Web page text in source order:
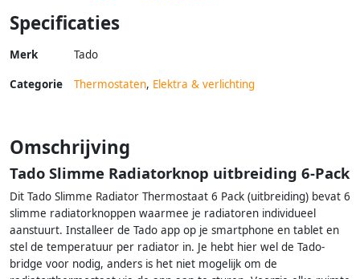
Specificaties
Merk Tado
Categorie Thermostaten, Elektra & verlichting
Omschrijving
Tado Slimme Radiatorknop uitbreiding 6-Pack
Dit Tado Slimme Radiator Thermostaat 6 Pack (uitbreiding) bevat 6
slimme radiatorknoppen waarmee je radiatoren individueel
aanstuurt. Installeer de Tado app op je smartphone en tablet en
stel de temperatuur per radiator in. Je hebt hier wel de Tado-
bridge voor nodig, anders is het niet mogelijk om de